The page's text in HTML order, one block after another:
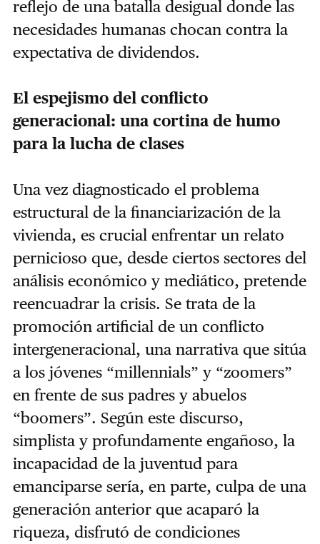
reflejo de una batalla desigual donde las
necesidades humanas chocan contra la
expectativa de dividendos.
El espejismo del conflicto
generacional: una cortina de humo
para la lucha de clases
Una vez diagnosticado el problema
estructural de la financiarización de la
vivienda, es crucial enfrentar un relato
pernicioso que, desde ciertos sectores del
análisis económico y mediático, pretende
reencuadrar la crisis. Se trata de la
promoción artificial de un conflicto
intergeneracional, una narrativa que sitúa
a los jóvenes “millennials” y “zoomers”
en frente de sus padres y abuelos
“boomers”. Según este discurso,
simplista y profundamente engañoso, la
incapacidad de la juventud para
emanciparse sería, en parte, culpa de una
generación anterior que acaparó la
riqueza, disfrutó de condiciones